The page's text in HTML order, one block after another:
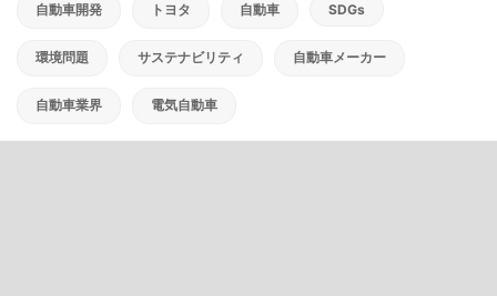
自動車開発 トヨタ 自動車 SDGs
環境問題 サステナビリティ 自動車メーカー
自動車業界 電気自動車